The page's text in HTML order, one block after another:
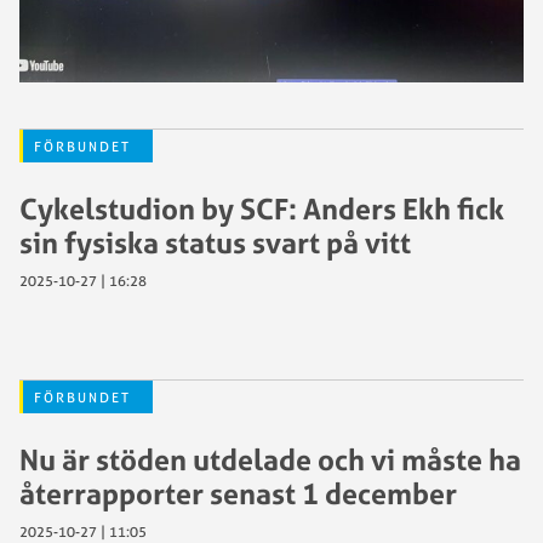
FÖRBUNDET
Cykelstudion by SCF: Anders Ekh fick
sin fysiska status svart på vitt
2025-10-27 | 16:28
FÖRBUNDET
Nu är stöden utdelade och vi måste ha
återrapporter senast 1 december
2025-10-27 | 11:05